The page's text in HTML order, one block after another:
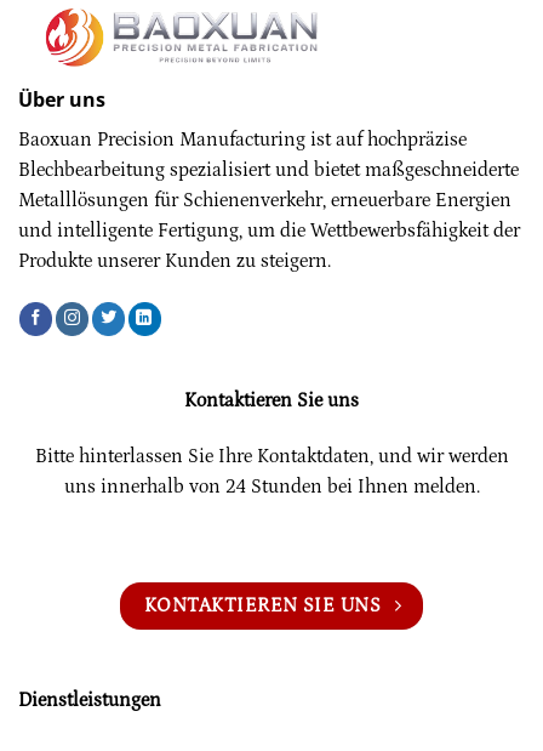
Über uns
Baoxuan Precision Manufacturing ist auf hochpräzise
Blechbearbeitung spezialisiert und bietet maßgeschneiderte
Metalllösungen für Schienenverkehr, erneuerbare Energien
und intelligente Fertigung, um die Wettbewerbsfähigkeit der
Produkte unserer Kunden zu steigern.
Dienstleistungen
Kontaktieren Sie uns
Bitte hinterlassen Sie Ihre Kontaktdaten, und wir werden
uns innerhalb von 24 Stunden bei Ihnen melden.
KONTAKTIEREN SIE UNS